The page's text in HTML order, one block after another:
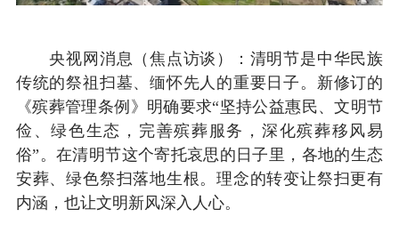
央视网消息（焦点访谈）：清明节是中华民族
传统的祭祖扫墓、缅怀先人的重要日子。新修订的
《殡葬管理条例》明确要求“坚持公益惠民、文明节
俭、绿色生态，完善殡葬服务，深化殡葬移风易
俗”。在清明节这个寄托哀思的日子里，各地的生态
安葬、绿色祭扫落地生根。理念的转变让祭扫更有
内涵，也让文明新风深入人心。